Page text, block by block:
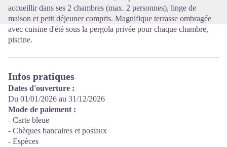
accueillir dans ses 2 chambres (max. 2 personnes), linge de
maison et petit déjeuner compris. Magnifique terrasse ombragée
avec cuisine d'été sous la pergola privée pour chaque chambre,
piscine.
Infos pratiques
Dates d'ouverture :
Du 01/01/2026 au 31/12/2026
Mode de paiement :
- Carte bleue
- Chèques bancaires et postaux
- Espèces